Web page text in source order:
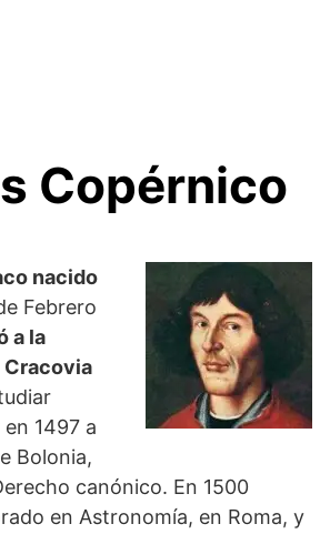
Copérnico
nacido
Febrero
a la
1497 a
Bolonia,
canónico. En 1500
en Astronomía, en Roma, y